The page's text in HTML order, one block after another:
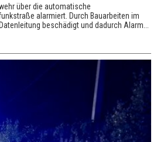
über die automatische
alarmiert. Durch Bauarbeiten im
beschädigt und dadurch Alarm...